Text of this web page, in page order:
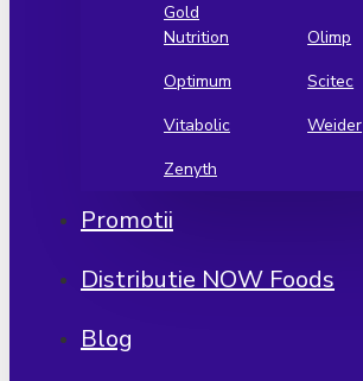
Gold
Nutrition
Olimp
Optimum
Scitec
Vitabolic
Weider
Zenyth
Promotii
Distributie NOW Foods
Blog